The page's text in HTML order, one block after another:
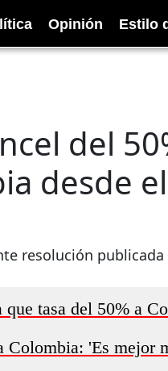
Opinión Estilo
del
desde
resolución
tasa del 50% a
'Es mejor